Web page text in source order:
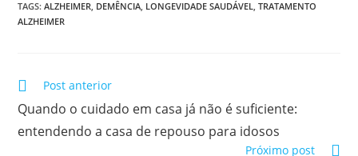
TAGS:ALZHEIMER, DEMÊNCIA, LONGEVIDADE SAUDÁVEL, TRATAMENTO
ALZHEIMER
Post anterior
Quando o cuidado em casa já não é suficiente:
entendendo a casa de repouso para idosos
Próximo post